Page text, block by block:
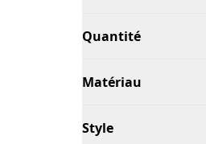
Quantité
Matériau
Style